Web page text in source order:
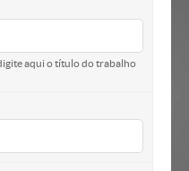
aqui o título do trabalho